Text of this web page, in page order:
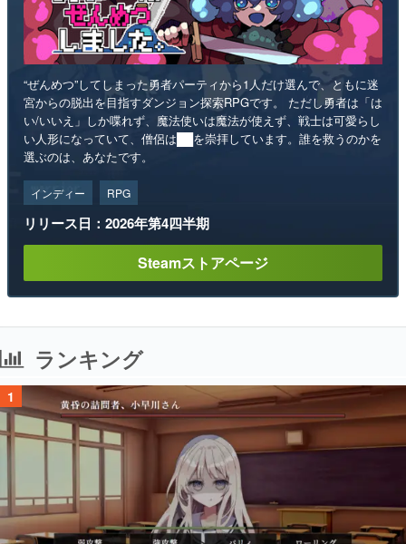
“ぜんめつ”してしまった勇者パーティから1人だけ選んで、ともに迷
宮からの脱出を目指すダンジョン探索RPGです。 ただし勇者は「は
い/いいえ」しか喋れず、魔法使いは魔法が使えず、戦士は可愛らし
い人形になっていて、僧侶は██を崇拝しています。誰を救うのかを
選ぶのは、あなたです。
インディー RPG
リリース日：2026年第4四半期
Steamストアページ
ランキング
1